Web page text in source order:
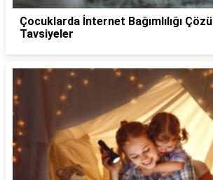
Çocuklarda İnternet Bağımlılığı
Tavsiyeler